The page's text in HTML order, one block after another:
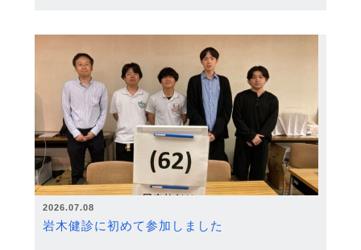
2026.07.08
岩木健診に初めて参加しました